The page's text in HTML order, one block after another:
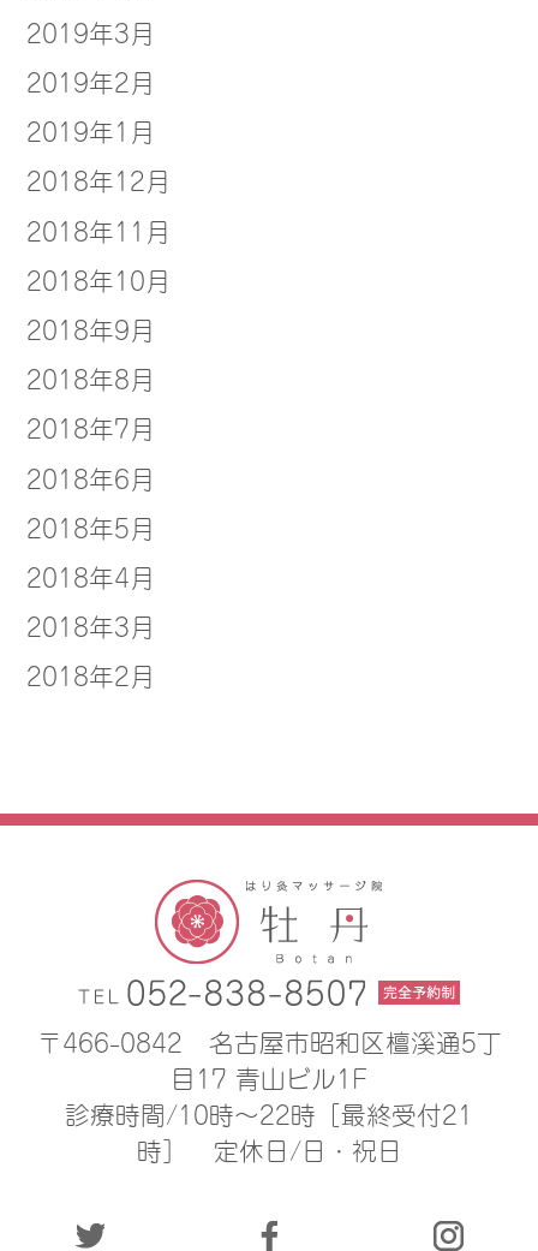
2019年3月
2019年2月
2019年1月
2018年12月
2018年11月
2018年10月
2018年9月
2018年8月
2018年7月
2018年6月
2018年5月
2018年4月
2018年3月
2018年2月
〒466-0842
名古屋市昭和区檀溪通5丁
目17 青山ビル1F
診療時間/10時〜22時［最終受付21
時］
定休日/日・祝日